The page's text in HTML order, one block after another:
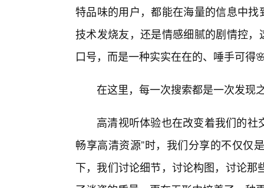
特品味的用户，都能在海量的信息中
技术发烧友，还是情感细腻的剧情控
口号，而是一种实实在在的、唾手可得
在这里，每一次搜索都是一次发现
高清视听体验也在改变着我们的社
畅享高清资源”时，我们分享的不仅仅
下，我们讨论细节，讨论构图，讨论